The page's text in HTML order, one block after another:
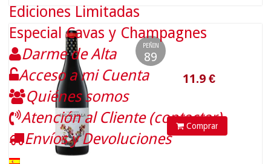
PEÑIN
89
Comprar
Ediciones Limitadas
Especial Cavas y Champagnes
Darme de Alta
Acceso a mi Cuenta
Quiénes somos
Atención al Cliente (contactar)
Envíos y Devoluciones